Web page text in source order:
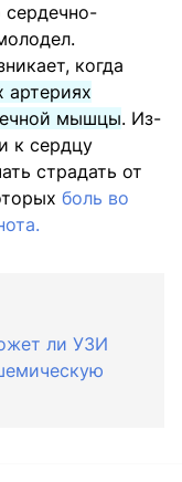
сердечно-
когда
артериях
мышцы. Из-
к сердцу
страдать от
боль во
ли УЗИ